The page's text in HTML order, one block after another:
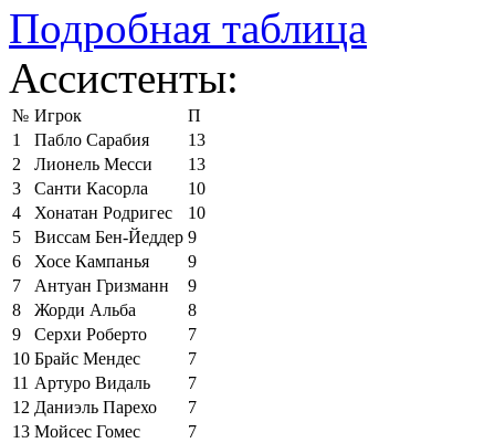
Подробная таблица
Ассистенты:
№ Игрок
П
1
Пабло Сарабия
13
2
Лионель Месси
13
3
Санти Касорла
10
4
Хонатан Родригес
10
5
Виссам Бен-Йеддер 9
6
Хосе Кампанья
9
7
Антуан Гризманн
9
8
Жорди Альба
8
9
Серхи Роберто
7
10 Брайс Мендес
7
11 Артуро Видаль
7
12 Даниэль Парехо
7
13 Мойсес Гомес
7